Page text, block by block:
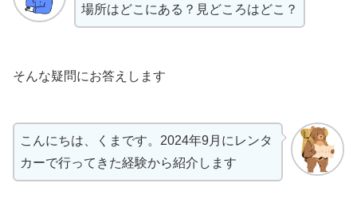
場所はどこにある？見どころはどこ？
そんな疑問にお答えします
こんにちは、くまです。2024年9月にレンタ
カーで行ってきた経験から紹介します